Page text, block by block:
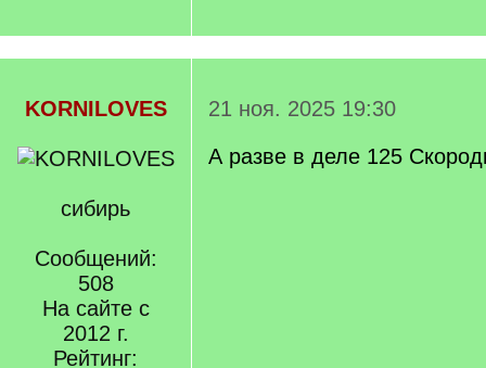
KORNILOVES
сибирь
Сообщений:
508
На сайте с
2012 г.
Рейтинг:
21 ноя. 2025 19:30
А разве в деле 125